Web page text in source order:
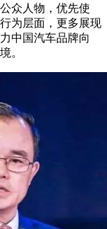
众人物，优先使
为层面，更多展现
中国汽车品牌向
。